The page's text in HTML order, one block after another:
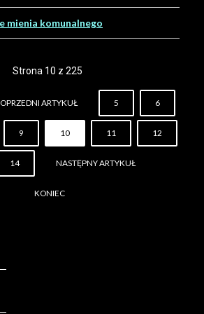
mienia komunalnego
Strona 10 z 225
ARTYKUŁ 5 6
9 10 11 12
14 NASTĘPNY ARTYKUŁ
KONIEC